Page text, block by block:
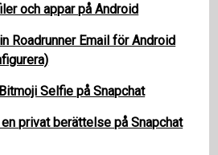
och appar på Android
Roadrunner Email för Android
Selfie på Snapchat
privat berättelse på Snapchat